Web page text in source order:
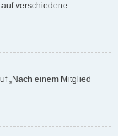
verschiedene
„Nach einem Mitglied